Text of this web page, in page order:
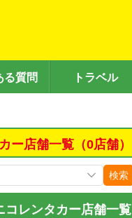
る質問 トラベル
ー店舗一覧（0店舗）
検索
コレンタカー店舗一覧